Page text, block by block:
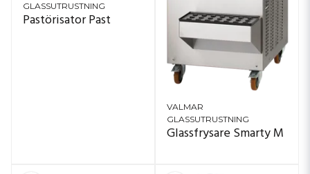
GLASSUTRUSTNING
Pastörisator Past
VALMAR
GLASSUTRUSTNING
Glassfrysare Smarty M